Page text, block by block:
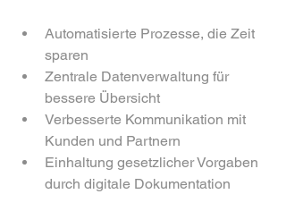
Automatisierte Prozesse, die Zeit
sparen
Zentrale Datenverwaltung für
bessere Übersicht
Verbesserte Kommunikation mit
Kunden und Partnern
Einhaltung gesetzlicher Vorgaben
durch digitale Dokumentation